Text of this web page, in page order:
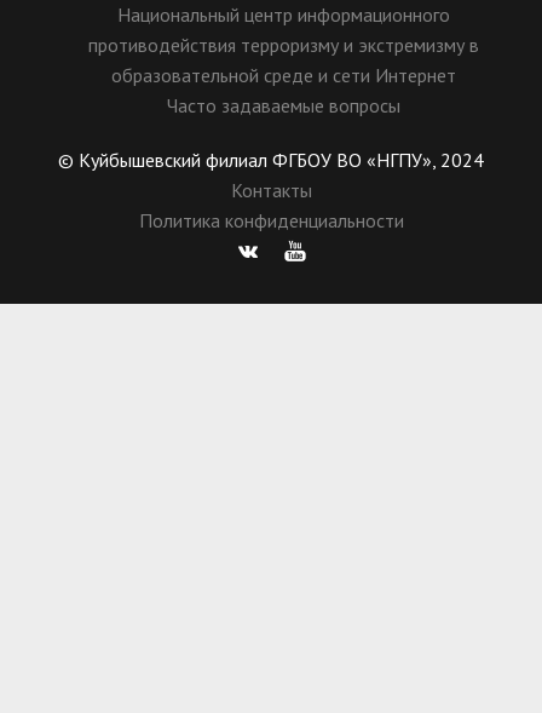
Национальный центр информационного
противодействия терроризму и экстремизму в
образовательной среде и сети Интернет
Часто задаваемые вопросы
© Куйбышевский филиал ФГБОУ ВО «НГПУ», 2024
Контакты
Политика конфиденциальности